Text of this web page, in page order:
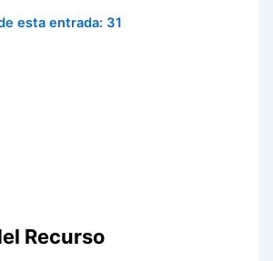
esta entrada: 31
Recurso